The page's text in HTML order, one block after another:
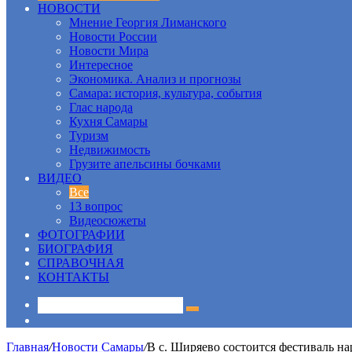
НОВОСТИ
Мнение Георгия Лиманского
Новости России
Новости Мира
Интересное
Экономика. Анализ и прогнозы
Самара: история, культура, события
Глас народа
Кухня Самары
Туризм
Недвижимость
Грузите апельсины бочками
ВИДЕО
Все
13 вопрос
Видеосюжеты
ФОТОГРАФИИ
БИОГРАФИЯ
СПРАВОЧНАЯ
КОНТАКТЫ
Главная/Новости Самары/В с. Ширяево состоится фестиваль